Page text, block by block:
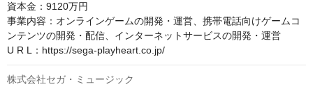
資本金：9120万円
事業内容：オンラインゲームの開発・運営、携帯電話向けゲームコ
ンテンツの開発・配信、インターネットサービスの開発・運営
U R L：https://sega-playheart.co.jp/
株式会社セガ・ミュージック